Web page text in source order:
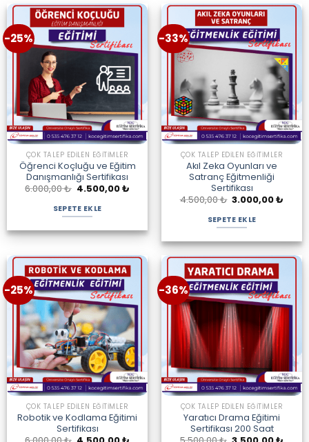
-25%
ÇOK TALEP EDILEN EĞITIMLER
Öğrenci Koçluğu ve Eğitim
Danışmanlığı Sertifikası
6.000,00₺ Orijinal
fiyat:
6.000,00 ₺.
4.500,00₺Şu
SEPETE EKLE
-33%
ÇOK TALEP EDILEN EĞITIMLER
Akıl Zeka Oyunları ve
Satranç Eğitmenliği
Sertifikası
4.500,00₺ Orijinal
fiyat:
4.500,00 ₺.
3.000,00₺
SEPETE EKLE
-25%
ÇOK TALEP EDILEN EĞITIMLER
Robotik ve Kodlama Eğitimi
Sertifikası
-36%
ÇOK TALEP EDILEN EĞITIMLER
Yaratıcı Drama Eğitimi
Sertifikası 200 Saat